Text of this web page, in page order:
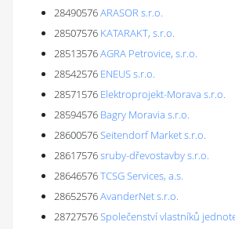
28490576ARASOR s.r.o.
28507576 KATARAKT, s.r.o.
28513576AGRA Petrovice, s.r.o.
28542576 ENEUS s.r.o.
28571576 Elektroprojekt-Morava s.r.o.
28594576 Bagry Moravia s.r.o.
28600576Seitendorf Market s.r.o.
28617576sruby-dřevostavby s.r.o.
28646576TCSG Services, a.s.
28652576AvanderNet s.r.o.
28727576Společenství vlastníků